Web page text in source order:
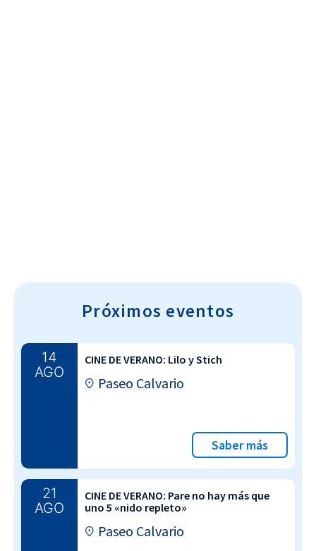
Próximos eventos
14
AGO
CINE DE VERANO: Lilo y Stich
Paseo Calvario
Saber más
21
AGO
CINE DE VERANO: Pare no hay más que
uno 5 «nido repleto»
Paseo Calvario